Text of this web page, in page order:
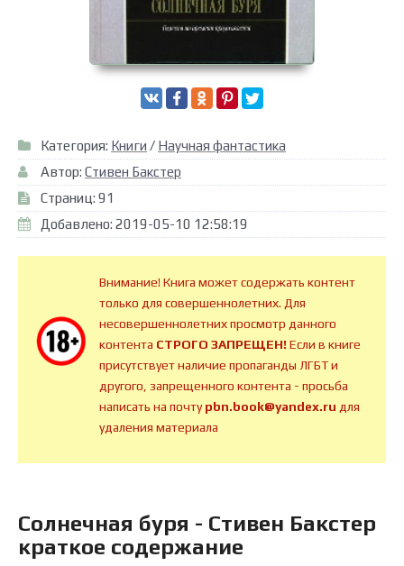
Категория: Книги / Научная фантастика
Автор: Стивен Бакстер
Страниц: 91
Добавлено: 2019-05-10 12:58:19
Внимание! Книга может содержать контент
только для совершеннолетних. Для
несовершеннолетних просмотр данного
контента СТРОГО ЗАПРЕЩЕН!Если в книге
присутствует наличие пропаганды ЛГБТ и
другого, запрещенного контента - просьба
написать на почтуpbn.book@yandex.ru для
удаления материала
Солнечная буря - Стивен Бакстер
краткое содержание